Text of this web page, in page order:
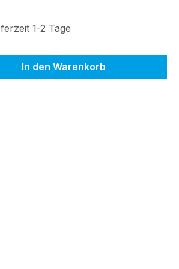
1-2 Tage
gewünschten Wert
In den Warenkorb